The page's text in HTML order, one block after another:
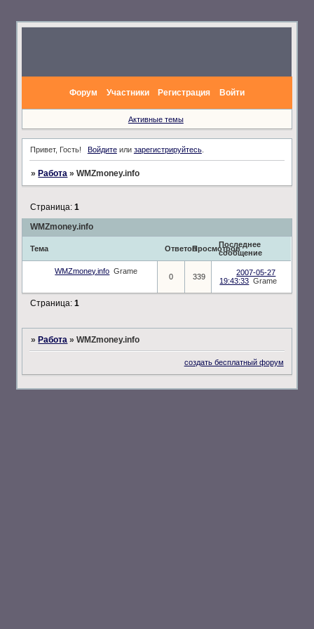
Форум Участники Регистрация Войти
Активные темы
Привет, Гость! Войдитеили зарегистрируйтесь.
» Работа »WMZmoney.info
WMZmoney.info
Страница:1
Тема ОтветовПросмотровПоследнее
сообщение
WMZmoney.info Grame
0 339
2007-05-27
19:43:33 Grame
Страница:1
» Работа »WMZmoney.info
создать бесплатный форум